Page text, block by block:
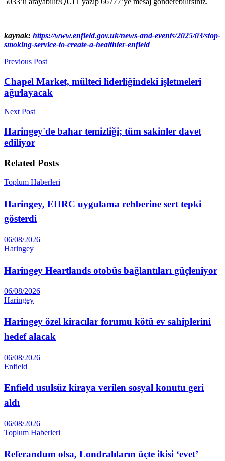
kaynak: https://www.enfield.gov.uk/news-and-events/2025/03/stop-
smoking-service-to-create-a-healthier-enfield
Previous Post
Chapel Market, mülteci liderliğindeki işletmeleri
ağırlayacak
Next Post
Haringey'de bahar temizliği; tüm sakinler davet
ediliyor
Related Posts
Toplum Haberleri
Haringey, EHRC uygulama rehberine sert tepki
gösterdi
06/08/2026
Haringey
Haringey Heartlands otobüs bağlantıları güçleniyor
06/08/2026
Haringey
Haringey özel kiracılar forumu kötü ev sahiplerini
hedef alacak
06/08/2026
Enfield
Enfield usulsüz kiraya verilen sosyal konutu geri
aldı
06/08/2026
Toplum Haberleri
Referandum olsa, Londralıların üçte ikisi ‘evet’